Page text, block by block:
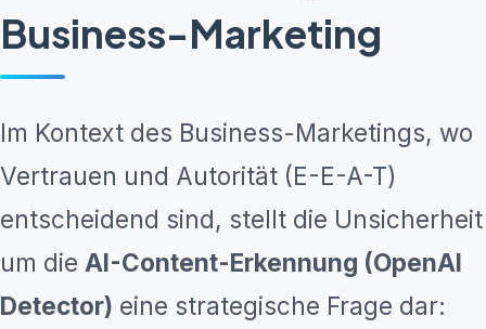
Business-Marketing
Im Kontext des Business-Marketings, wo
Vertrauen und Autorität (E-E-A-T)
entscheidend sind, stellt die Unsicherheit
um die AI-Content-Erkennung (OpenAI
Detector) eine strategische Frage dar: